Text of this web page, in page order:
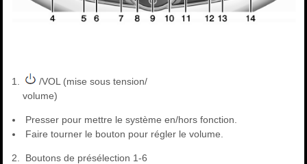
/VOL (mise sous tension/
volume)
Presser pour mettre le système en/hors fonction.
Faire tourner le bouton pour régler le volume.
Boutons de présélection 1-6